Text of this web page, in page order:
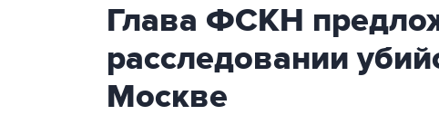
Глава ФСКН
расследовании
Москве